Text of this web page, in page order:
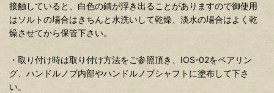
接触していると、白色の錆が浮き出ることがありますので御使用
はソルトの場合はきちんと水洗いして乾燥、淡水の場合はよく乾
燥させてから保管下さい。
・取り付け時は取り付け方法をご参照頂き、IOS-02をベアリン
グ、ハンドルノブ内部やハンドルノブシャフトに塗布して下さ
い。